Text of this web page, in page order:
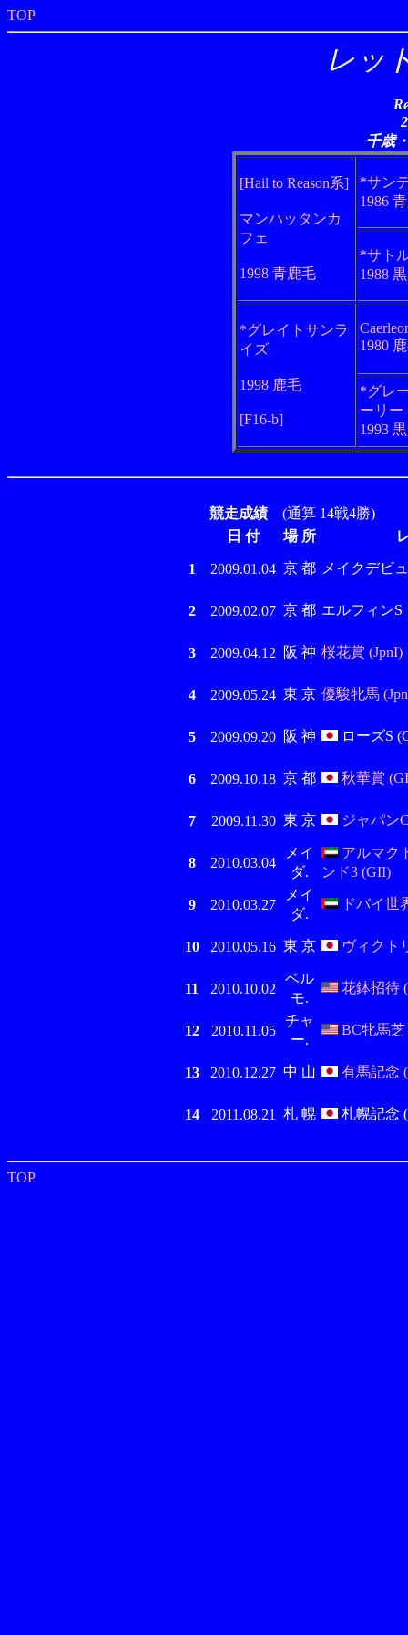
TOP
レッ
千歳
[Hail to Reason系]
マンハッタンカ
フェ
1998 青鹿毛
*サン
1986
*サト
1988
*グレイトサンラ
イズ
1998 鹿毛
[F16-b]
1980
*グレ
ーリー
1993
競走成績(通算 14戦4勝)
日 付
場 所
1 2009.01.04 京 都 メイクデビ
2 2009.02.07 京 都 エルフィンS
3 2009.04.12 阪 神 桜花賞 (JpnI)
4 2009.05.24 東 京 優駿牝馬
5 2009.09.20 阪 神 ローズS
6 2009.10.18 京 都 秋華賞
7 2009.11.30 東 京 ジャパン
8 2010.03.04
メイ
ダ.
アルマク
ンド3 (GII)
9 2010.03.27
メイ
ダ.
ドバイ世
10 2010.05.16 東 京 ヴィクト
11 2010.10.02
ベル
モ.
花鉢招待
12 2010.11.05
チャ
ー.
BC牝馬芝
13 2010.12.27 中 山 有馬記念
14 2011.08.21 札 幌 札幌記念
TOP